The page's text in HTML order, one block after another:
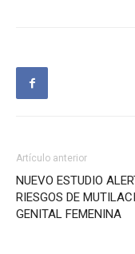
Artículo anterior
NUEVO ESTUDIO
RIESGOS DE
GENITAL FEMENINA